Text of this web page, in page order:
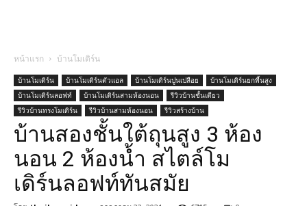
หน้าแรก บ้านโมเดิร์น
บ้านโมเดิร์น บ้านโมเดิร์นตัวแอล บ้านโมเดิร์นปูนเปลือย
บ้านโมเดิร์นยกพื้นสูง
บ้านโมเดิร์นลอฟท์
บ้านโมเดิร์นสามห้องนอน
รีวิวบ้านชั้นเดียว
รีวิวบ้านทรงโมเดิร์น
รีวิวบ้านสามห้องนอน รีวิวสร้างบ้าน
บ้านสองชั้นใต้ถุนสูง 3 ห้อง
นอน 2 ห้องน้ำ สไตล์โม
เดิร์นลอฟท์ทันสมัย